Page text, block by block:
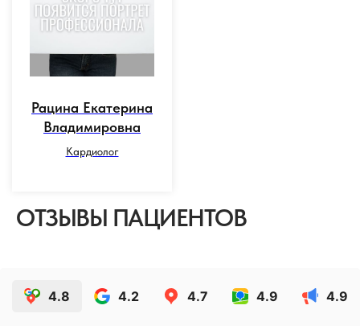
⁠Рацина Екатерина
Владимировна
Кардиолог
ОТЗЫВЫ ПАЦИЕНТОВ
4.8 4.2 4.7 4.9 4.9